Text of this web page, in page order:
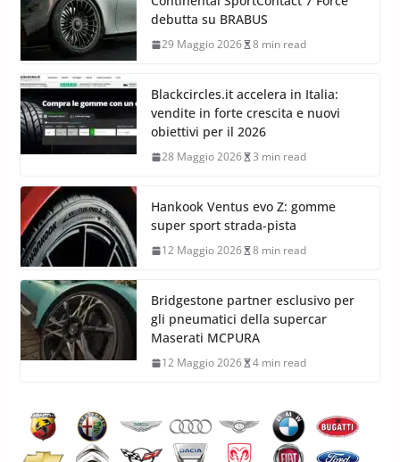
debutta su BRABUS
29 Maggio 2026 8 min read
Blackcircles.it accelera in Italia:
vendite in forte crescita e nuovi
obiettivi per il 2026
28 Maggio 2026 3 min read
Hankook Ventus evo Z: gomme
super sport strada-pista
12 Maggio 2026 8 min read
Bridgestone partner esclusivo per
gli pneumatici della supercar
Maserati MCPURA
12 Maggio 2026 4 min read